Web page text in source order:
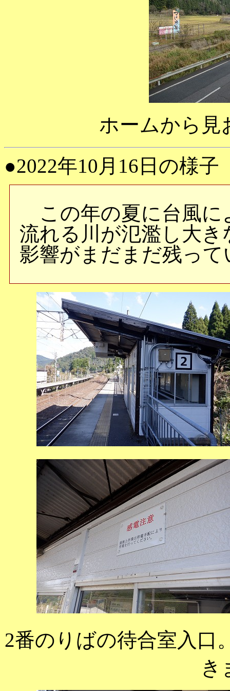
ホームから見
●2022年10月16日の様子
この年の夏に台風に
流れる川が氾濫し大
影響がまだまだ残っ
2番のりばの待合室入口
き